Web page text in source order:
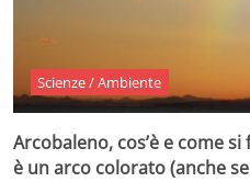
Scienze / Ambiente
Arcobaleno, cos’è e come
è un arco colorato (anche